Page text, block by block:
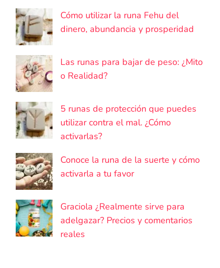
Cómo utilizar la runa Fehu del
dinero, abundancia y prosperidad
Las runas para bajar de peso: ¿Mito
o Realidad?
5 runas de protección que puedes
utilizar contra el mal. ¿Cómo
activarlas?
Conoce la runa de la suerte y cómo
activarla a tu favor
Graciola ¿Realmente sirve para
adelgazar? Precios y comentarios
reales